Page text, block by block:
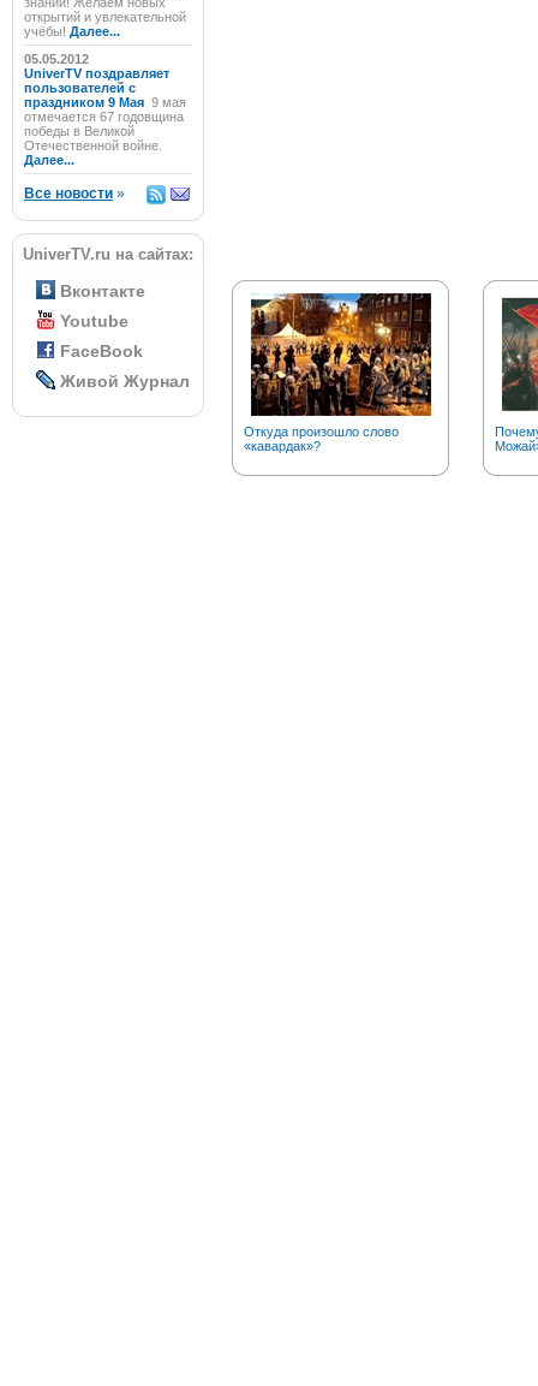
открытий и увлекательной
учёбы! Далее...
05.05.2012
UniverTV поздравляет
пользователей с
праздником 9 Мая 9 мая
отмечается 67 годовщина
победы в Великой
Отечественной войне.
Далее...
Все новости »
UniverTV.ru на сайтах:
Вконтакте
Youtube
FaceBook
Живой Журнал
Откуда произошло слово
«кавардак»?